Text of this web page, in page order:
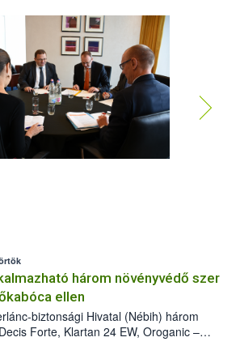
három növényvédő szer
ellen
biztonsági Hivatal (Nébih) három
Forte, Klartan 24 EW, Oroganic –
így azok a szüretet követően,